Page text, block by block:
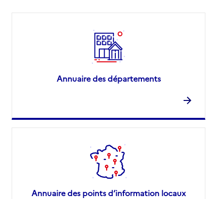
Annuaire des départements
Annuaire des points d’information locaux